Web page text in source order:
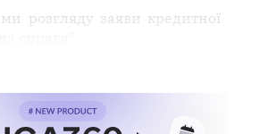
розгляду заяви кредитної